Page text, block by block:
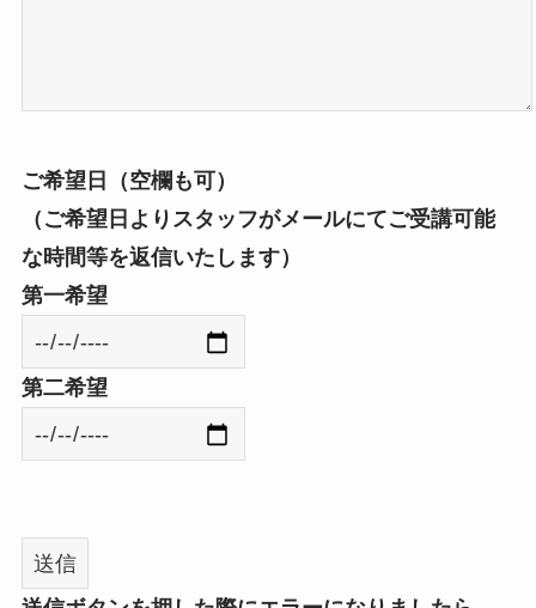
ご希望日（空欄も可）
（ご希望日よりスタッフがメールにてご受講可能
な時間等を返信いたします）
第一希望
第二希望